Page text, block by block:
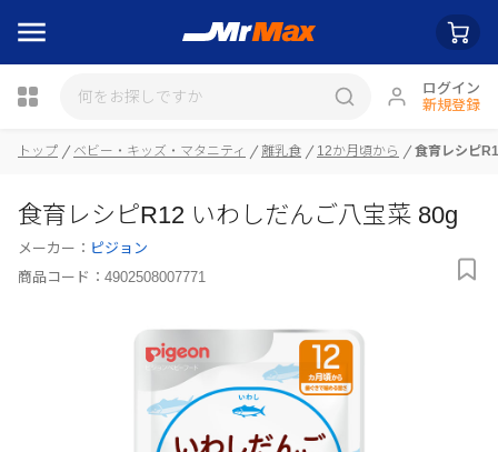
ログイン
新規登録
トップ ベビー・キッズ・マタニティ 離乳食 12か月頃から 食育レシピ
食育レシピR12 いわしだんご八宝菜 80g
メーカー： ピジョン
商品コード： 4902508007771